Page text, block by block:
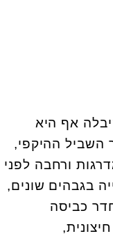
אף היא
השביל ההיקפי,
ורחבה לפני
בגבהים שונים,
כביסה